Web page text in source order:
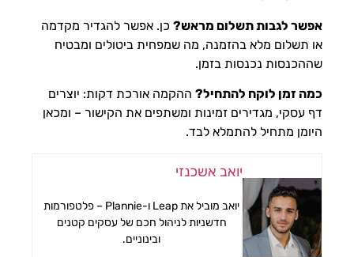
אפשר לגבות תשלום מראש? כן. אפשר להגדיר מקדמה
או תשלום מלא בהזמנה, מה שמפחית ביטולים ומבטיח
שההכנסות נכנסות בזמן.
כמה זמן לוקח להתחיל? ההקמה אורכת דקות: יוצרים
דף עסקי, מגדירים זמינות ומשתפים את הקישור – ומכאן
היומן מתחיל להתמלא לבד.
יואב אשכנזי
יואב מוביל את Leap ו-Plannie – פלטפורמות
חדשניות לניהול חכם של עסקים קטנים
ובינוניים.